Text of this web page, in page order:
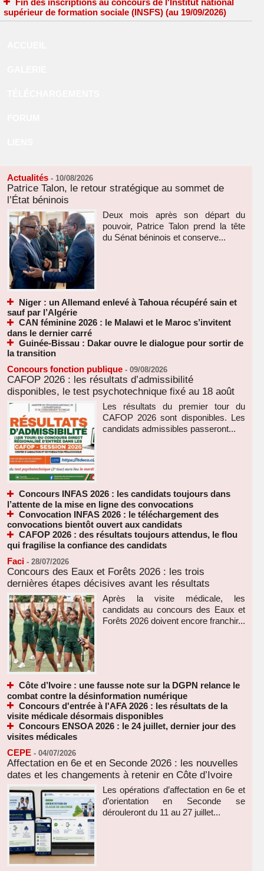
supérieur de formation sociale (INSFS) (au 19/09/2026)
Actualités - 10/08/2026
Patrice Talon, le retour stratégique au sommet de
l’État béninois
Deux mois après son départ du
pouvoir, Patrice Talon prend la tête
du Sénat béninois et conserve...
Niger : un Allemand enlevé à Tahoua récupéré sain et
sauf par l’Algérie
CAN féminine 2026 : le Malawi et le Maroc s’invitent
dans le dernier carré
Guinée-Bissau : Dakar ouvre le dialogue pour sortir de
la transition
Concours fonction publique - 09/08/2026
CAFOP 2026 : les résultats d’admissibilité
disponibles, le test psychotechnique fixé au 18 août
Les résultats du premier tour du
CAFOP 2026 sont disponibles. Les
candidats admissibles passeront...
Concours INFAS 2026 : les candidats toujours dans
l’attente de la mise en ligne des convocations
Convocation INFAS 2026 : le téléchargement des
convocations bientôt ouvert aux candidats
CAFOP 2026 : des résultats toujours attendus, le flou
qui fragilise la confiance des candidats
Faci - 28/07/2026
Concours des Eaux et Forêts 2026 : les trois
dernières étapes décisives avant les résultats
Après la visite médicale, les
candidats au concours des Eaux et
Forêts 2026 doivent encore franchir...
Côte d’Ivoire : une fausse note sur la DGPN relance le
combat contre la désinformation numérique
Concours d'entrée à l'AFA 2026 : les résultats de la
visite médicale désormais disponibles
Concours ENSOA 2026 : le 24 juillet, dernier jour des
visites médicales
CEPE - 04/07/2026
Affectation en 6e et en Seconde 2026 : les nouvelles
dates et les changements à retenir en Côte d’Ivoire
Les opérations d’affectation en 6e et
d’orientation en Seconde se
dérouleront du 11 au 27 juillet...